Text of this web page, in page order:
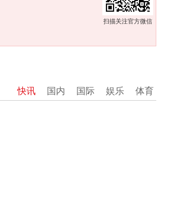
扫描关注官方微信
快讯 国内 国际 娱乐 体育